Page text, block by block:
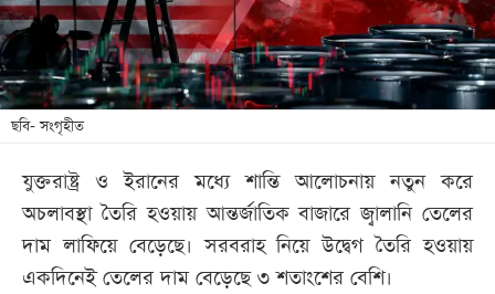
খেলা
বিনোদন
লাইফ
স্টাইল
তথ্যপ্রযুক্তি
সব
বিভাগ
ছবি- সংগৃহীত
যুক্তরাষ্ট্র ও ইরানের মধ্যে শান্তি আলোচনায় নতুন করে
অচলাবস্থা তৈরি হওয়ায় আন্তর্জাতিক বাজারে জ্বালানি তেলের
দাম লাফিয়ে বেড়েছে। সরবরাহ নিয়ে উদ্বেগ তৈরি হওয়ায়
একদিনেই তেলের দাম বেড়েছে ৩ শতাংশের বেশি।